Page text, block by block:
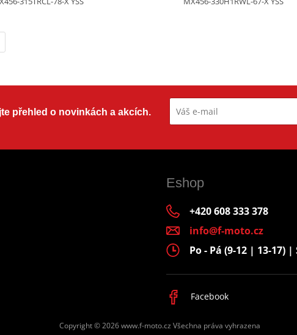
přehled o novinkách a akcích.
Eshop
+420 608 333 378
info@f-moto.cz
Po - Pá (9-12 | 13-17) |
Facebook
Copyright © 2026 www.f-moto.cz Všechna práva vyhrazena